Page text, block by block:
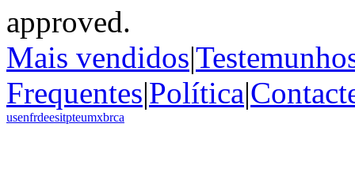
Mais vendidos|
Frequentes|Política|
usenfrdeesitpteumxbrca